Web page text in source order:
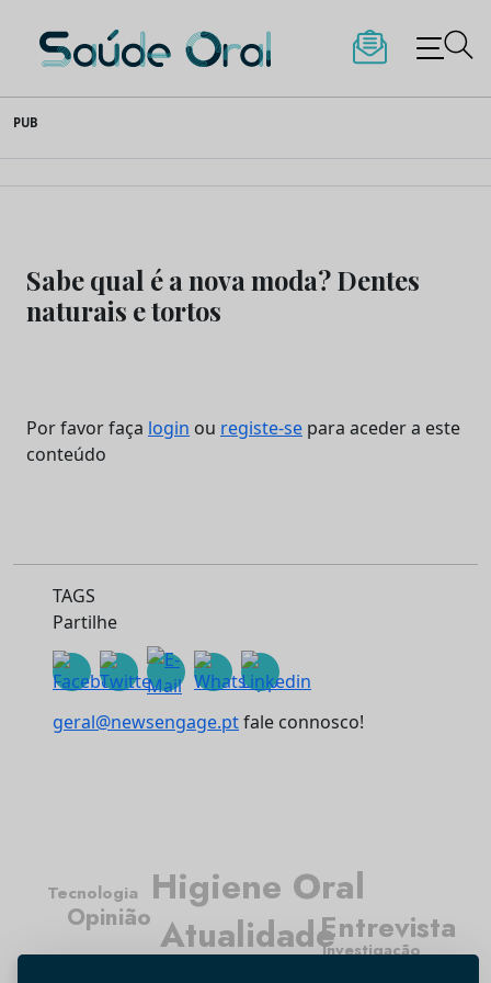
to
content
Saúde Oral
PUB
Sabe qual é a nova moda? Dentes
naturais e tortos
Por favor faça login ou registe-se para aceder a este
conteúdo
TAGS
Partilhe
geral@newsengage.ptfale connosco!
Atualidade
Higiene Oral
Entrevista
Opinião
Tecnologia
Investigação